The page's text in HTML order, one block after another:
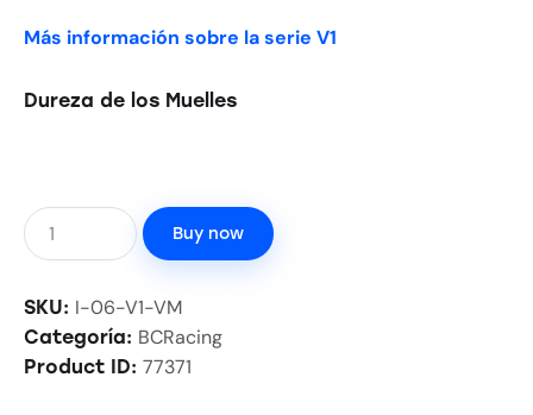
Más información sobre la serie V1
Dureza de los Muelles
Buy now
SKU: I-06-V1-VM
Categoría: BCRacing
Product ID: 77371